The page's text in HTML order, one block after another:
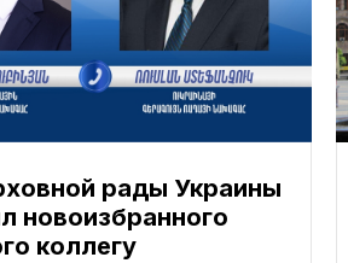
рады Украины
новоизбранного
коллегу